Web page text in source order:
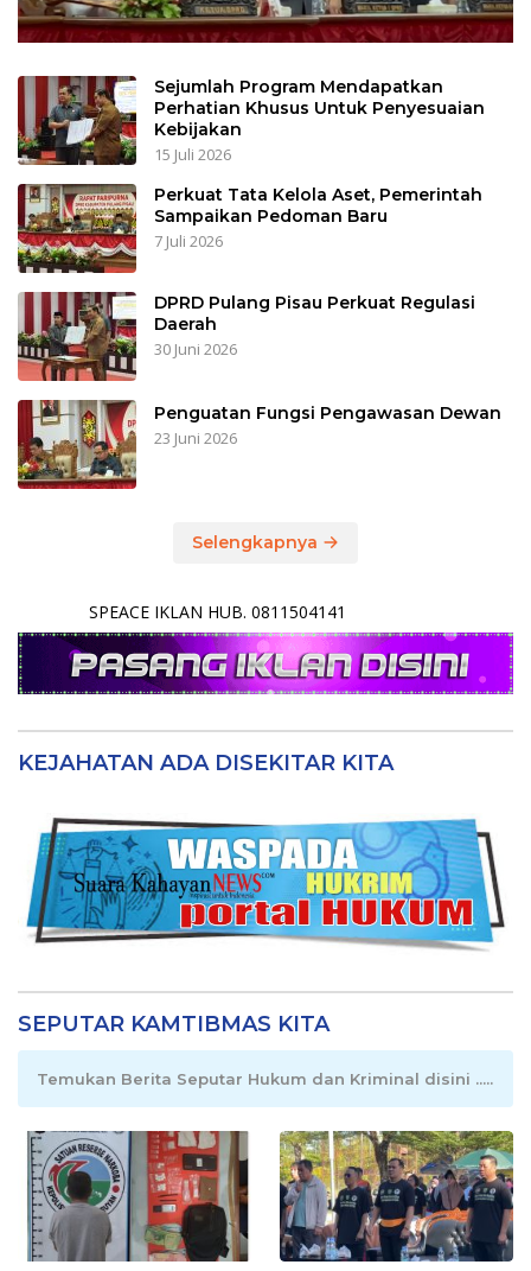
Sejumlah Program Mendapatkan
Perhatian Khusus Untuk Penyesuaian
Kebijakan
15 Juli 2026
Perkuat Tata Kelola Aset, Pemerintah
Sampaikan Pedoman Baru
7 Juli 2026
DPRD Pulang Pisau Perkuat Regulasi
Daerah
30 Juni 2026
Penguatan Fungsi Pengawasan Dewan
23 Juni 2026
Selengkapnya
SPEACE IKLAN HUB. 0811504141
KEJAHATAN ADA DISEKITAR KITA
SEPUTAR KAMTIBMAS KITA
Temukan Berita Seputar Hukum dan Kriminal disini .....